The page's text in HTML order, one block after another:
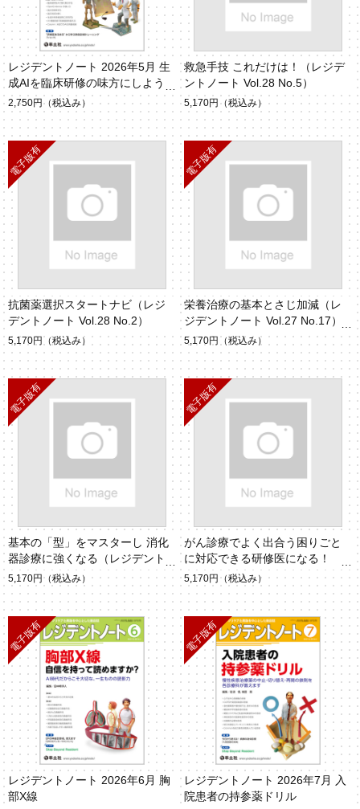
レジデントノート 2026年5月 生
成AIを臨床研修の味方にしよう！
2,750円 （税込み）
救急手技 これだけは！（レジデ
ントノート Vol.28 No.5）
5,170円 （税込み）
抗菌薬選択スタートナビ（レジ
デントノート Vol.28 No.2）
5,170円 （税込み）
栄養治療の基本とさじ加減（レ
ジデントノート Vol.27 No.17）
5,170円 （税込み）
基本の「型」をマスターし 消化
器診療に強くなる（レジデント
ノート Vol.27 No.14）
5,170円 （税込み）
がん診療でよく出合う困りごと
に対応できる研修医になる！
（レジデントノート Vol.27 No.1
1）
5,170円 （税込み）
レジデントノート 2026年6月 胸
部X線
レジデントノート 2026年7月 入
院患者の持参薬ドリル